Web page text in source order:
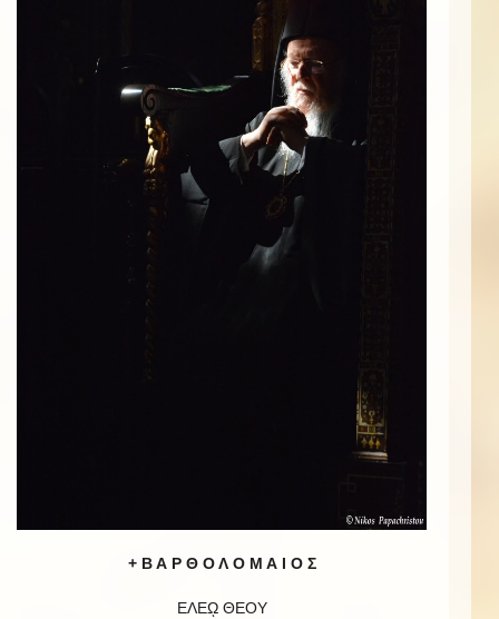
+ Β Α Ρ Θ Ο Λ Ο Μ Α Ι Ο Σ
ΕΛΕῼ ΘΕΟΥ